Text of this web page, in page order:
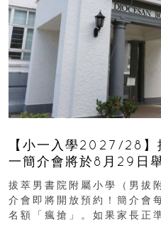
【小一入學2027/28】
一簡介會將於8月29日
｜更設有網上重溫
拔萃男書院附屬小學（男拔
介會即將開放預約！簡介會
名額「瘋搶」。如果家長